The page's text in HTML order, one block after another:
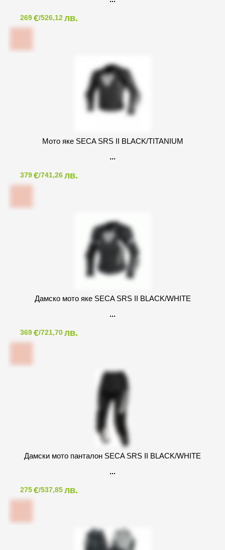
269€/526,12лв.
Мото яке SECA SRS II BLACK/TITANIUM
379€/741,26лв.
Дамско мото яке SECA SRS II BLACK/WHITE
369€/721,70лв.
Дамски мото панталон SECA SRS II BLACK/WHITE
275€/537,85лв.